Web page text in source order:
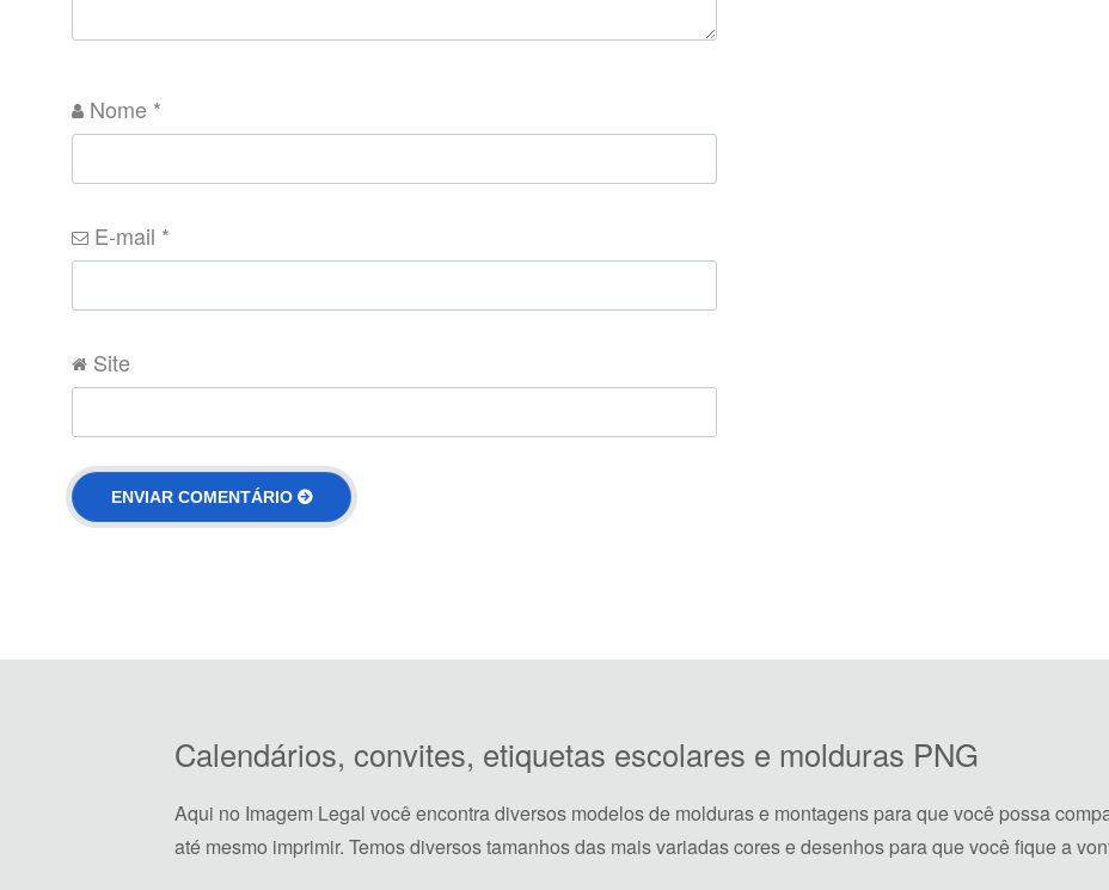
Nome *
E-mail *
Site
Calendários, convites, etiquetas escolares e molduras PNG
Aqui no Imagem Legal você encontra diversos modelos de molduras e montagens para que você possa
até mesmo imprimir. Temos diversos tamanhos das mais variadas cores e desenhos para que você fique a